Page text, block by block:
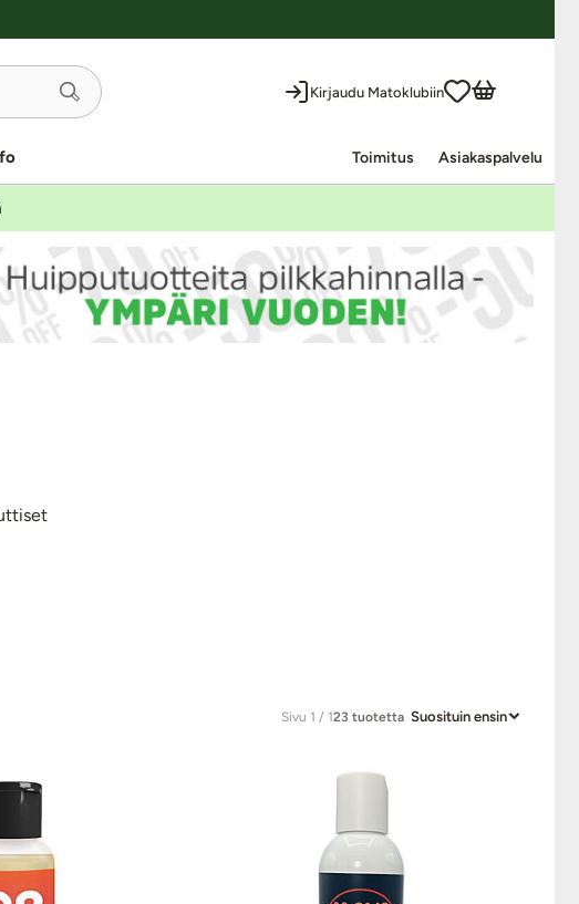
Kirjaudu Matoklubiin
Toimitus Asiakaspalvelu
Sivu 1 / 123 tuotetta Suosituin ensin